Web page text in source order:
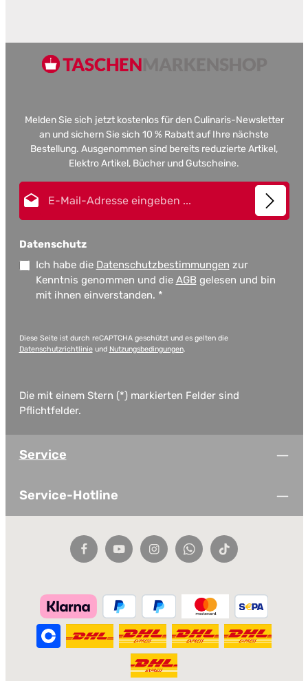
Melden Sie sich jetzt kostenlos für den Culinaris-Newsletter
an und sichern Sie sich 10 % Rabatt auf Ihre nächste
Bestellung. Ausgenommen sind bereits reduzierte Artikel,
Elektro Artikel, Bücher und Gutscheine.
Datenschutz
Ich habe die Datenschutzbestimmungen zur
Kenntnis genommen und die AGB gelesen und bin
mit ihnen einverstanden. *
Diese Seite ist durch reCAPTCHA geschützt und es gelten die
Datenschutzrichtlinieund Nutzungsbedingungen.
Die mit einem Stern (*) markierten Felder sind
Pflichtfelder.
Service
Service-Hotline